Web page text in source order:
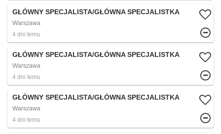
GŁÓWNY SPECJALISTA/GŁÓWNA SPECJALISTKA
Warszawa
4 dni temu
GŁÓWNY SPECJALISTA/GŁÓWNA SPECJALISTKA
Warszawa
4 dni temu
GŁÓWNY SPECJALISTA/GŁÓWNA SPECJALISTKA
Warszawa
4 dni temu